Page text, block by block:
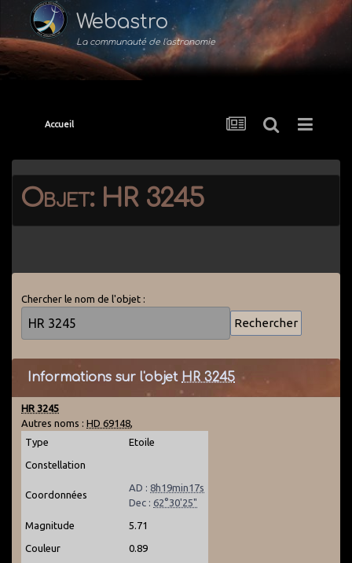
Webastro
La communauté de l'astronomie
Accueil
Objet: HR 3245
Chercher le nom de l'objet :
Informations sur l'objet HR 3245
HR 3245
Autres noms : HD 69148,
Type
Etoile
Constellation
Coordonnées
AD : 8h19min17s
Dec : 62°30'25"
Magnitude 5.71
Couleur 0.89